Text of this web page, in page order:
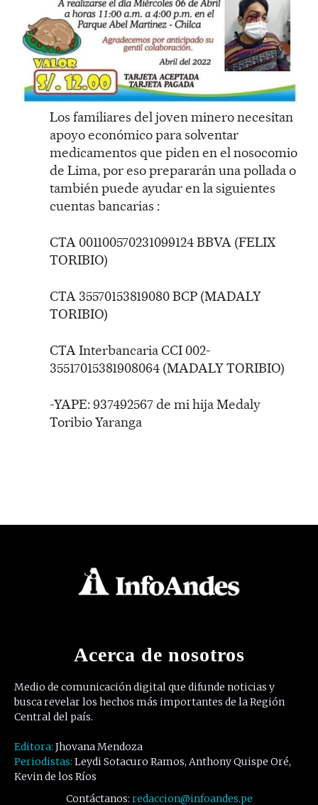
Los familiares del joven minero necesitan
apoyo económico para solventar
medicamentos que piden en el nosocomio
de Lima, por eso prepararán una pollada o
también puede ayudar en la siguientes
cuentas bancarias :
CTA 001100570231099124 BBVA (FELIX
TORIBIO)
CTA 35570153819080 BCP (MADALY
TORIBIO)
CTA Interbancaria CCI 002-
35517015381908064 (MADALY TORIBIO)
-YAPE: 937492567 de mi hija Medaly
Toribio Yaranga
Acerca de nosotros
Medio de comunicación digital que difunde noticias y
busca revelar los hechos más importantes de la Región
Central del país.
Editora: Jhovana Mendoza
Periodistas: Leydi Sotacuro Ramos, Anthony Quispe Oré,
Kevin de los Ríos
Contáctanos: redaccion@infoandes.pe